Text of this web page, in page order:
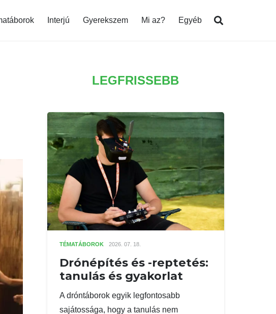
Interjú Gyerekszem Mi az? Egyéb
LEGFRISSEBB
TÉMATÁBOROK 2026. 07. 18.
Drónépítés és -reptetés:
tanulás és gyakorlat
A dróntáborok egyik legfontosabb
sajátossága, hogy a tanulás nem